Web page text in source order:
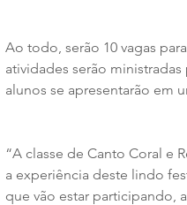
Ao todo, serão 10 vagas
atividades serão
alunos se apresentarão em
“A classe de Canto Coral e
a experiência deste lindo
que vão estar participando,